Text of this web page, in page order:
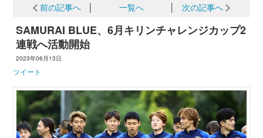
前の記事へ 一覧へ 次の記事へ
SAMURAI BLUE、6月キリンチャレンジカップ2
連戦へ活動開始
2023年06月13日
ツイート